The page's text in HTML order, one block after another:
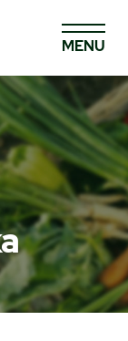
MENU